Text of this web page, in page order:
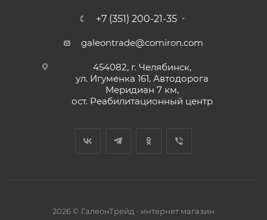
+7 (351) 200-21-35
galeontrade@comiron.com
454082, г. Челябинск,
ул. Игуменка 161, Автодорога
Меридиан 7 км,
ост. Реабилитационный центр
2026 © ГалеонТрейд - интернет магазин